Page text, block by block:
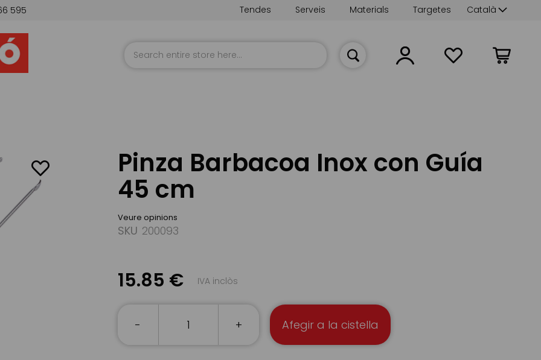
595 Language
Català
Targetes
Materials
Serveis
Tendes
La meva
Pinza Barbacoa Inox con Guía
45 cm
Veure opinions
SKU 200093
15.85 € IVA inclòs
- + Afegir a la cistella